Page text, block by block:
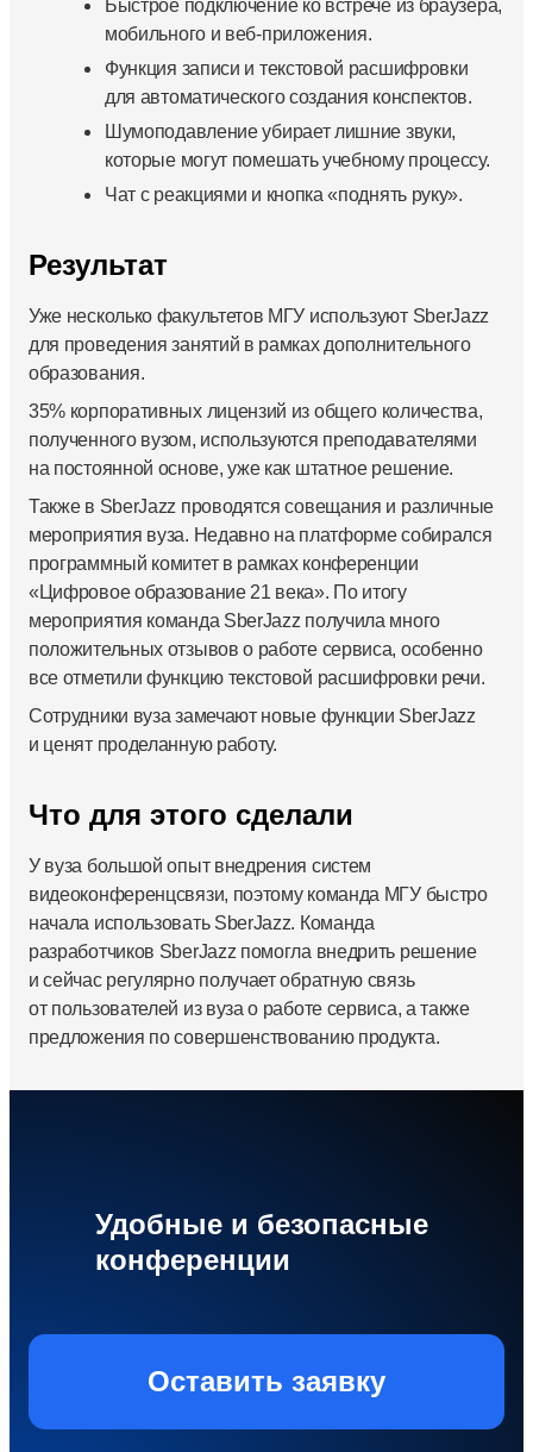
Быстрое подключение ко встрече из браузера,
мобильного и веб‑приложения.
Функция записи и текстовой расшифровки
для автоматического создания конспектов.
Шумоподавление убирает лишние звуки,
которые могут помешать учебному процессу.
Чат с реакциями и кнопка «поднять руку».
Результат
Уже несколько факультетов МГУ используют SberJazz
для проведения занятий в рамках дополнительного
образования.
35% корпоративных лицензий из общего количества,
полученного вузом, используются преподавателями
на постоянной основе, уже как штатное решение.
Также в SberJazz проводятся совещания и различные
мероприятия вуза. Недавно на платформе собирался
программный комитет в рамках конференции
«Цифровое образование 21 века». По итогу
мероприятия команда SberJazz получила много
положительных отзывов о работе сервиса, особенно
все отметили функцию текстовой расшифровки речи.
Сотрудники вуза замечают новые функции SberJazz
и ценят проделанную работу.
Что для этого сделали
У вуза большой опыт внедрения систем
видеоконференцсвязи, поэтому команда МГУ быстро
начала использовать SberJazz. Команда
разработчиков SberJazz помогла внедрить решение
и сейчас регулярно получает обратную связь
от пользователей из вуза о работе сервиса, а также
предложения по совершенствованию продукта.
Удобные и безопасные
конференции
Оставить заявку